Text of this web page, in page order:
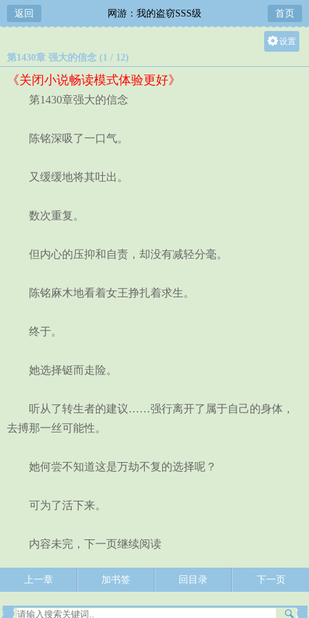
返回 网游：我的盗窃SSS级 首页
设置
第1430章 强大的信念 (1 / 12)
《关闭小说畅读模式体验更好》
第1430章强大的信念
陈铭深吸了一口气。
又缓缓地将其吐出。
数次重复。
但内心的压抑和自责，却没有减轻分毫。
陈铭麻木地看着女王挣扎着求生。
终于。
她选择铤而走险。
听从了转生者的建议……强行离开了属于自己的身体，
去搏那一丝可能性。
她何尝不知道这是万劫不复的选择呢？
可为了活下来。
内容未完，下一页继续阅读
上一章 加书签 回目录 下一页